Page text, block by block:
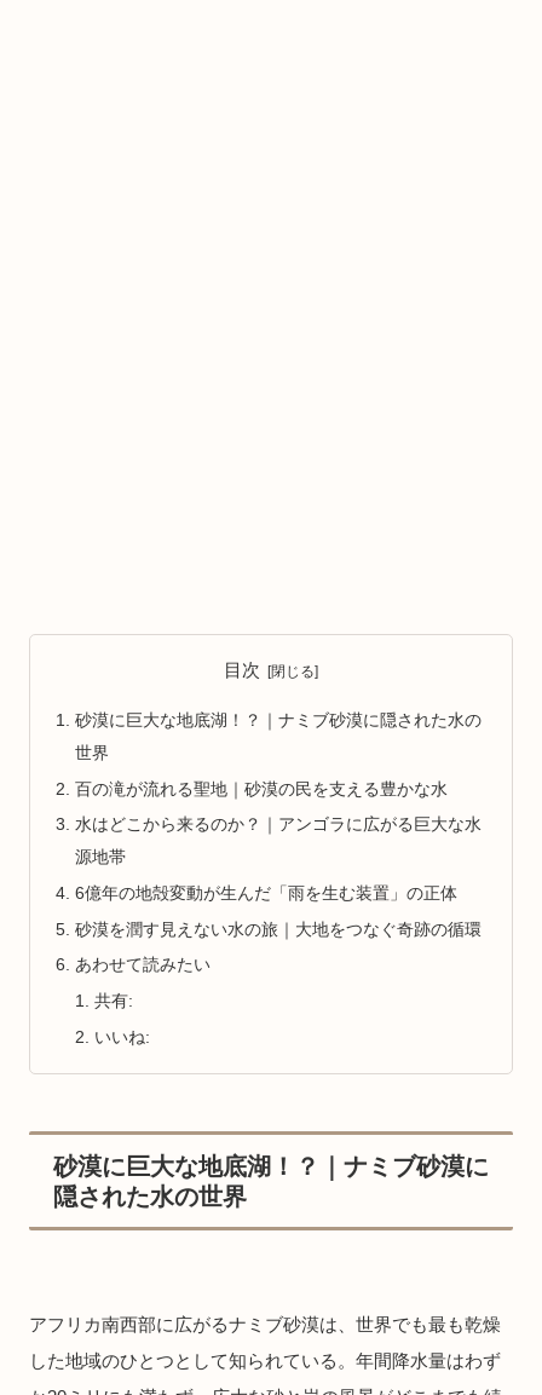
目次
砂漠に巨大な地底湖！？｜ナミブ砂漠に隠された水の
世界
百の滝が流れる聖地｜砂漠の民を支える豊かな水
水はどこから来るのか？｜アンゴラに広がる巨大な水
源地帯
6億年の地殻変動が生んだ「雨を生む装置」の正体
砂漠を潤す見えない水の旅｜大地をつなぐ奇跡の循環
あわせて読みたい
共有:
いいね:
砂漠に巨大な地底湖！？｜ナミブ砂漠に
隠された水の世界
アフリカ南西部に広がるナミブ砂漠は、世界でも最も乾燥
した地域のひとつとして知られている。年間降水量はわず